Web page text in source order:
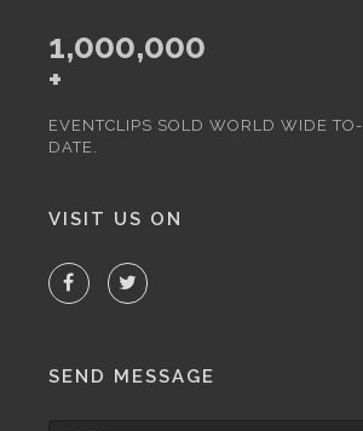
1,000,000
+
EVENTCLIPS SOLD WORLD WIDE TO-
DATE.
VISIT US ON
SEND MESSAGE